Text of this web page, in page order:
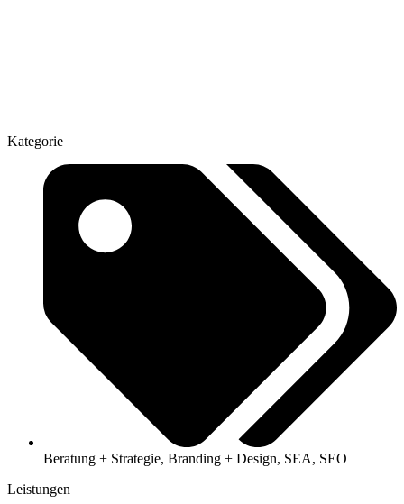
Kategorie
Beratung + Strategie, Branding + Design, SEA, SEO
Leistungen